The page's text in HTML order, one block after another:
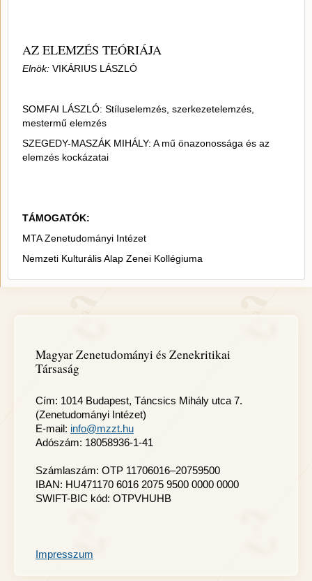
AZ ELEMZÉS TEÓRIÁJA
Elnök: VIKÁRIUS LÁSZLÓ
SOMFAI LÁSZLÓ: Stíluselemzés, szerkezetelemzés,
mestermű elemzés
SZEGEDY-MASZÁK MIHÁLY: A mű önazonossága és az
elemzés kockázatai
TÁMOGATÓK:
MTA Zenetudományi Intézet
Nemzeti Kulturális Alap Zenei Kollégiuma
Magyar Zenetudományi és Zenekritikai
Társaság
Cím: 1014 Budapest, Táncsics Mihály utca 7.
(Zenetudományi Intézet)
E-mail: info@mzzt.hu
Adószám: 18058936-1-41
Számlaszám: OTP 11706016–20759500
IBAN: HU471170 6016 2075 9500 0000 0000
SWIFT-BIC kód: OTPVHUHB
Impresszum